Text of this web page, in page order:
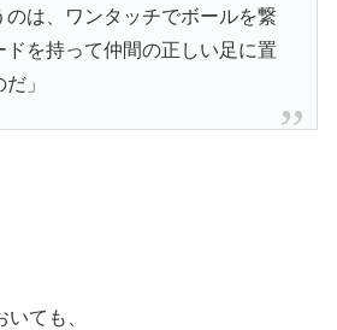
のは、ワンタッチでボールを繋
ドを持って仲間の正しい足に置
」
ても、